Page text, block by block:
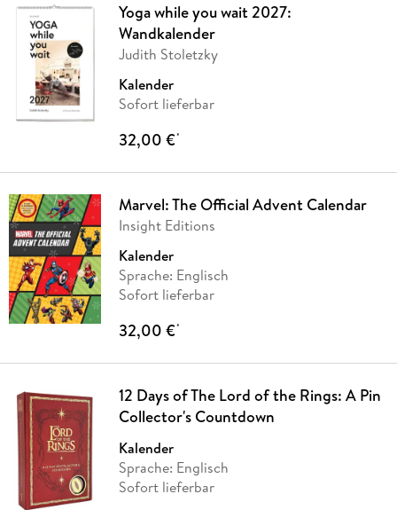
Yoga while you wait 2027:
Wandkalender
Judith Stoletzky
Kalender
Sofort lieferbar
32,00 €*
Marvel: The Official Advent Calendar
Insight Editions
Kalender
Sprache: Englisch
Sofort lieferbar
32,00 €*
12 Days of The Lord of the Rings: A Pin
Collector's Countdown
Kalender
Sprache: Englisch
Sofort lieferbar